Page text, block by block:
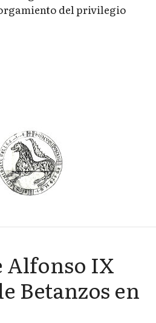
del privilegio
Alfonso IX
Betanzos en